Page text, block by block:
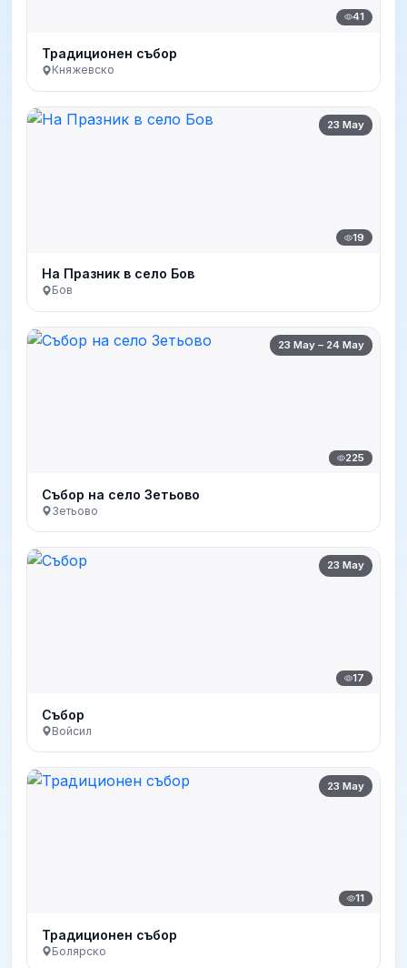
41
Традиционен събор
Княжевско
23 May
19
На Празник в село Бов
Бов
23 May – 24 May
225
Събор на село Зетьово
Зетьово
23 May
17
Събор
Войсил
23 May
11
Традиционен събор
Болярско